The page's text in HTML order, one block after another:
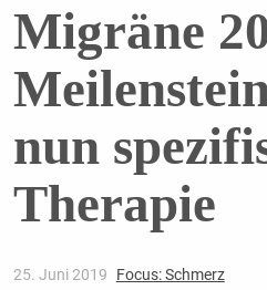
Migräne
nun
Therapie
25. Juni 2019 Focus: Schmerz